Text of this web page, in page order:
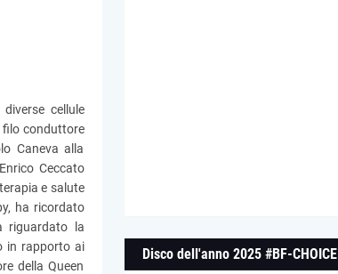
cellule
filo conduttore
Caneva alla
Ceccato
e salute
ha ricordato
riguardato la
in rapporto ai
della Queen
Disco dell'anno 2025 #BF-CHOICE